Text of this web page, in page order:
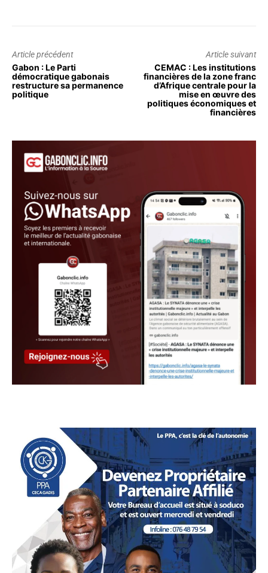
Article précédent
Gabon : Le Parti
démocratique gabonais
restructure sa permanence
politique
Article suivant
CEMAC : Les institutions
financières de la zone franc
d’Afrique centrale pour la
mise en œuvre des
politiques économiques et
financières